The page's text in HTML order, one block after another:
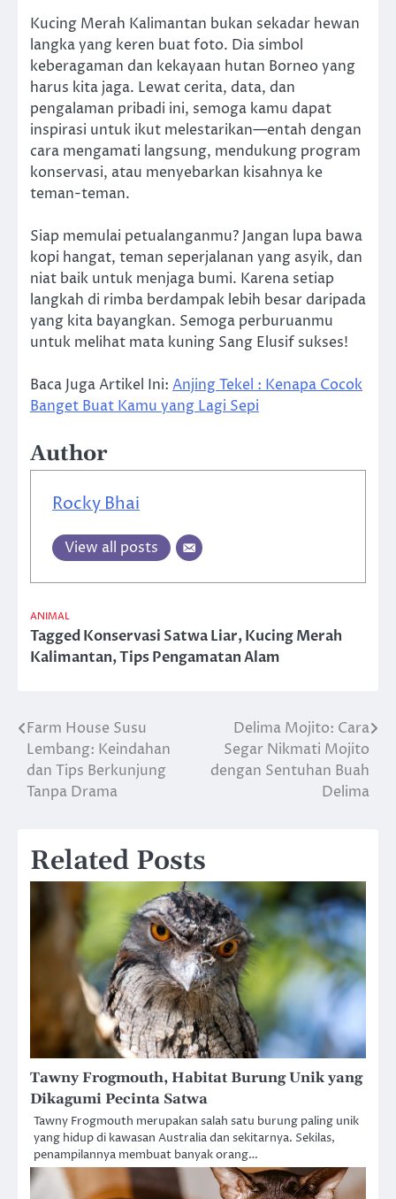
Kucing Merah Kalimantan bukan sekadar hewan
langka yang keren buat foto. Dia simbol
keberagaman dan kekayaan hutan Borneo yang
harus kita jaga. Lewat cerita, data, dan
pengalaman pribadi ini, semoga kamu dapat
inspirasi untuk ikut melestarikan—entah dengan
cara mengamati langsung, mendukung program
konservasi, atau menyebarkan kisahnya ke
teman-teman.
Siap memulai petualanganmu? Jangan lupa bawa
kopi hangat, teman seperjalanan yang asyik, dan
niat baik untuk menjaga bumi. Karena setiap
langkah di rimba berdampak lebih besar daripada
yang kita bayangkan. Semoga perburuanmu
untuk melihat mata kuning Sang Elusif sukses!
Baca Juga Artikel Ini: Anjing Tekel : Kenapa Cocok
Banget Buat Kamu yang Lagi Sepi
Author
Rocky Bhai
View all posts
ANIMAL
TaggedKonservasi Satwa Liar,Kucing Merah
Kalimantan,Tips Pengamatan Alam
Post
navigation
Farm House Susu
Lembang: Keindahan
dan Tips Berkunjung
Tanpa Drama
Delima Mojito: Cara
Segar Nikmati Mojito
dengan Sentuhan Buah
Delima
Related Posts
Tawny Frogmouth, Habitat Burung Unik yang
Dikagumi Pecinta Satwa
Tawny Frogmouth merupakan salah satu burung paling unik
yang hidup di kawasan Australia dan sekitarnya. Sekilas,
penampilannya membuat banyak orang…